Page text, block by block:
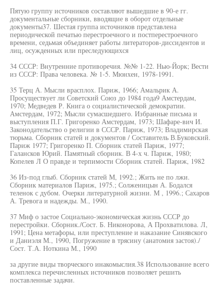
Пятую группу источников составляют вышедшие в 90-е гг.
документальные сборники, вводящие в оборот отдельные
документы37. Шестая группа источников представлена
периодической печатью перестроечного и постперестроечного
времени, седьмая объединяет работы литераторов-диссидентов и
лиц, осужденных или преследующихся
34 СССР: Внутренние противоречия. №№ 1-22. Нью-Йорк; Вести
из СССР: Права человека. № 1-5. Мюнхен, 1978-1991.
35 Терц А. Мысли врасплох. Париж, 1966; Амальрик А.
Просуществует ли Советский Союз до 1984 года9 Амстердам,
1970; Медведев Р. Книга о социалистической демократии.
Амстердам, 1972; Мысли сумасшедшего. Избранные письма и
выступления П.Г. Григоренко Амстердам, 1973; Шафаре-вич И.
Законодательство о религии в СССР. Париж, 1973; Владимирская
тюрьма. Сборник статей и документов / Составитель В.Буковский.
Париж 1977; Григоренко П. Сборник статей Париж, 1977;
Галансков Юрий. Памятный сборник. В 4-х ч. Париж, 1980;
Копелев Л О правде и терпимости Сборник статей. Париж, 1982
36 Из-под глыб. Сборник статей М, 1992.; Жить не по лжи.
Сборник материалов Париж, 1975.; Солженицын А. Бодался
теленок с дубом. Очерки литературной жизни. М , 1996.; Сахаров
А. Тревога и надежды. М., 1990.
37 Миф о застое Социально-экономическая жизнь СССР до
перестройки. Сборник./Сост. Б. Никонорова, А Прохватилова. Л,
1991; Цена метафоры, или преступление и наказание Синявского
и Даниэля М., 1990, Погружение в трясину (анатомия застоя)./
Сост. Т.А. Ноткина М., 1990
за другие виды творческого инакомыслия.38 Использование всего
комплекса перечисленных источников позволяет решить
поставленные задачи.